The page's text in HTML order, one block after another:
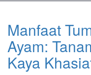
Manfaat
Ayam:
Kaya